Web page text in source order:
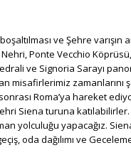
ve Şehre
Ponte Vecchio
ve Signoria Sarayı
misafirlerimiz zamanlarını
Roma’ya hareket
Siena turuna
yolculuğu yapacağız.
oda dağılımı ve